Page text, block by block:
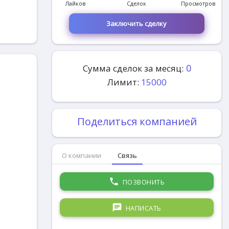
Лайков Сделок Просмотров
Заключить сделку
Сумма сделок за месяц: 0
Лимит: 15000
Поделиться компанией
О компании Связь
phone ПОЗВОНИТЬ
chat НАПИСАТЬ